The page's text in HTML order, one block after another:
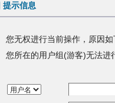
提示信息
您无权进行当前操作，原因如
您所在的用户组(游客)无法进